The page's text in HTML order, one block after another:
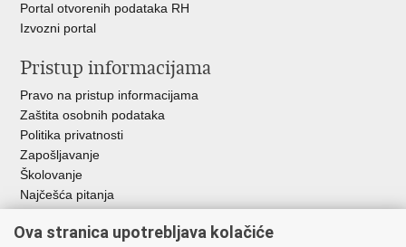
Portal otvorenih podataka RH
Izvozni portal
Pristup informacijama
Pravo na pristup informacijama
Zaštita osobnih podataka
Politika privatnosti
Zapošljavanje
Školovanje
Najčešća pitanja
Važne poveznice
Ova stranica upotrebljava kolačiće